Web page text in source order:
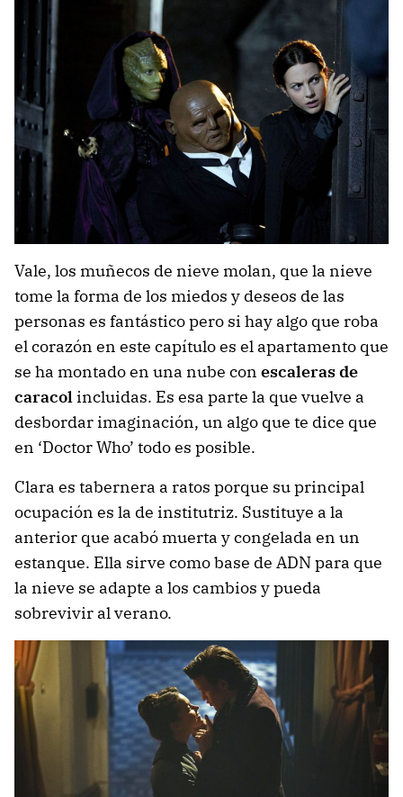
Vale, los muñecos de nieve molan, que la nieve
tome la forma de los miedos y deseos de las
personas es fantástico pero si hay algo que roba
el corazón en este capítulo es el apartamento que
se ha montado en una nube con escaleras de
caracolincluidas. Es esa parte la que vuelve a
desbordar imaginación, un algo que te dice que
en ‘Doctor Who’ todo es posible.
Clara es tabernera a ratos porque su principal
ocupación es la de institutriz. Sustituye a la
anterior que acabó muerta y congelada en un
estanque. Ella sirve como base de ADN para que
la nieve se adapte a los cambios y pueda
sobrevivir al verano.